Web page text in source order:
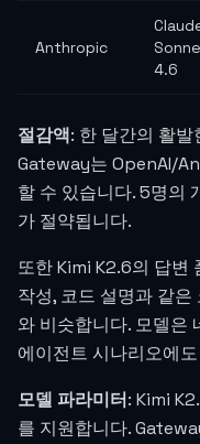
Anthropic
4.6
절감액: 한 달간의 활
Gateway는 OpenAI/
할 수 있습니다. 5명의
가 절약됩니다.
또한 Kimi K2.6의 답변
작성, 코드 설명과 같
와 비슷합니다. 모델은
에이전트 시나리오에
모델 파라미터: Kimi
를 지원합니다.